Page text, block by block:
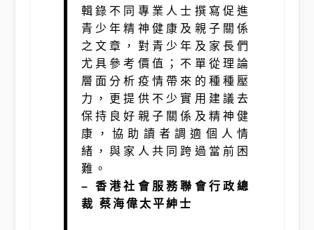
輯錄不同專業人士撰寫促進
青少年精神健康及親子關係
之文章，對青少年及家長們
尤具參考價值；不單從理論
層面分析疫情帶來的種種壓
力，更提供不少實用建議去
保持良好親子關係及精神健
康，協助讀者調適個人情
緒，與家人共同跨過當前困
難。
– 香港社會服務聯會行政總
裁 蔡海偉太平紳士